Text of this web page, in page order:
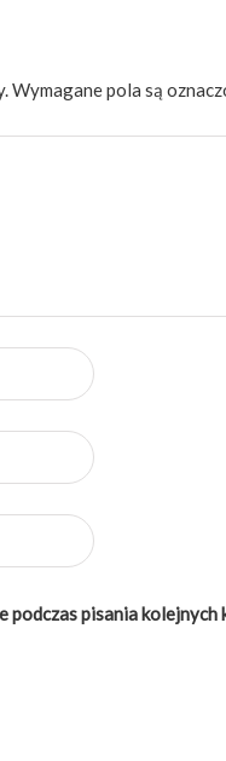
Wymagane pola są
podczas pisania kolejnych